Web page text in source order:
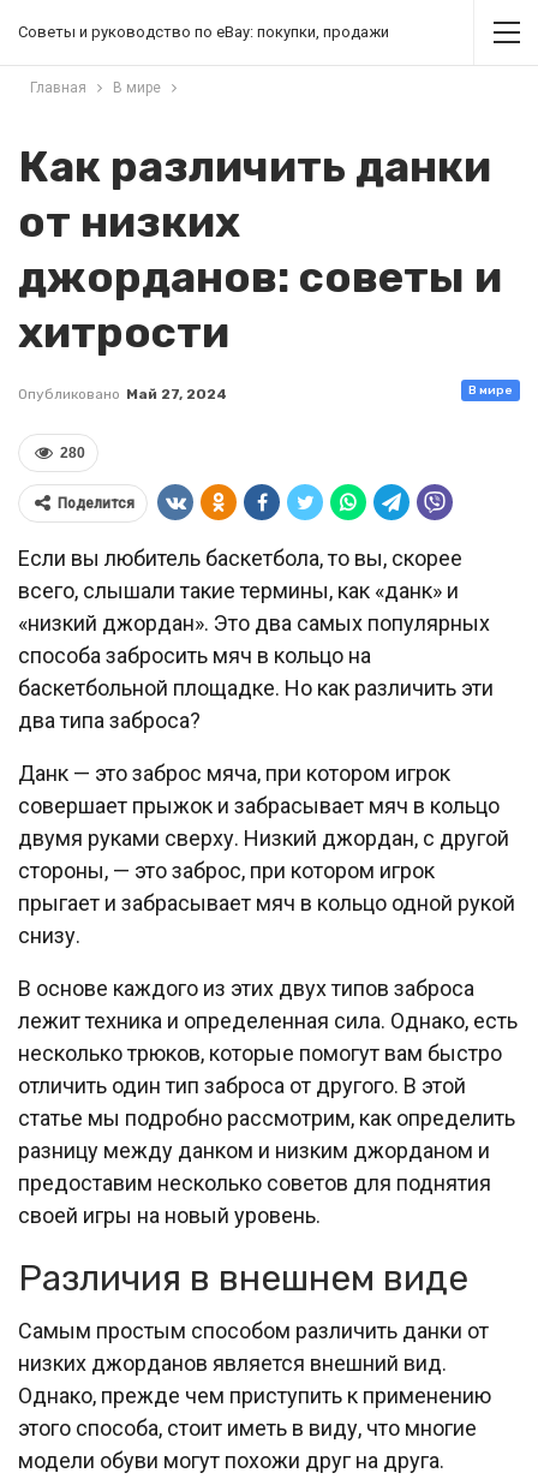
Советы и руководство по eBay: покупки, продажи
Главная В мире
Как различить данки
от низких
джорданов: советы и
хитрости
В мире
Опубликовано Май 27, 2024
280
Поделится
Если вы любитель баскетбола, то вы, скорее
всего, слышали такие термины, как «данк» и
«низкий джордан». Это два самых популярных
способа забросить мяч в кольцо на
баскетбольной площадке. Но как различить эти
два типа заброса?
Данк — это заброс мяча, при котором игрок
совершает прыжок и забрасывает мяч в кольцо
двумя руками сверху. Низкий джордан, с другой
стороны, — это заброс, при котором игрок
прыгает и забрасывает мяч в кольцо одной рукой
снизу.
В основе каждого из этих двух типов заброса
лежит техника и определенная сила. Однако, есть
несколько трюков, которые помогут вам быстро
отличить один тип заброса от другого. В этой
статье мы подробно рассмотрим, как определить
разницу между данком и низким джорданом и
предоставим несколько советов для поднятия
своей игры на новый уровень.
Различия в внешнем виде
Самым простым способом различить данки от
низких джорданов является внешний вид.
Однако, прежде чем приступить к применению
этого способа, стоит иметь в виду, что многие
модели обуви могут похожи друг на друга.